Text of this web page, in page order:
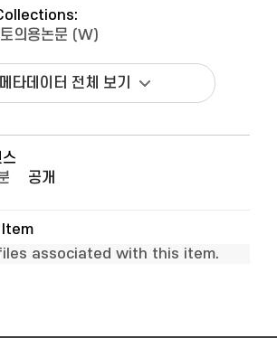
토의용논문 (W)
메타데이터 전체 보기
공개
associated with this item.